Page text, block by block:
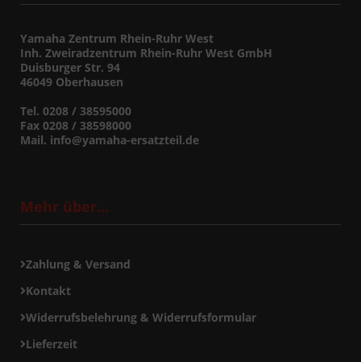
Yamaha Zentrum Rhein-Ruhr West
Inh. Zweiradzentrum Rhein-Ruhr West GmbH
Duisburger Str. 94
46049 Oberhausen
Tel. 0208 / 38595000
Fax 0208 / 38598000
Mail. info@yamaha-ersatzteil.de
Mehr über...
Zahlung & Versand
Kontakt
Widerrufsbelehrung & Widerrufsformular
Lieferzeit